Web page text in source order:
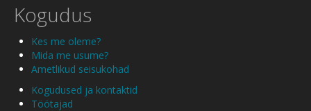
Kogudus
Kes me oleme?
Mida me usume?
Ametlikud seisukohad
Kogudused ja kontaktid
Töötajad